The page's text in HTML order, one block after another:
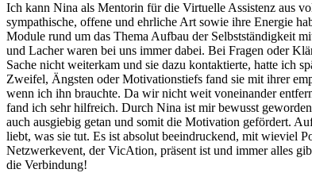
Ich kann Nina als Mentorin für die Virtuelle Assistenz aus
sympathische, offene und ehrliche Art sowie ihre Energie
Module rund um das Thema Aufbau der Selbstständigkeit
und Lacher waren bei uns immer dabei. Bei Fragen oder
Sache nicht weiterkam und sie dazu kontaktierte, hatte ich
Zweifel, Ängsten oder Motivationstiefs fand sie mit ihrer
wenn ich ihn brauchte. Da wir nicht weit voneinander
fand ich sehr hilfreich. Durch Nina ist mir bewusst
auch ausgiebig getan und somit die Motivation gefördert.
liebt, was sie tut. Es ist absolut beeindruckend, mit wieviel
Netzwerkevent, der VicAtion, präsent ist und immer alles
die Verbindung!